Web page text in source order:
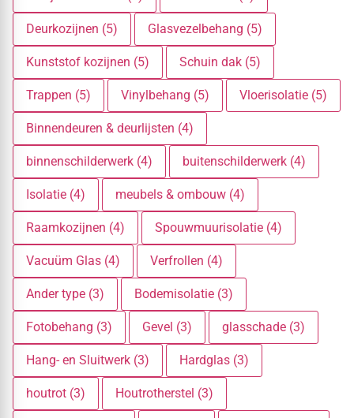
Deurkozijnen (5) Glasvezelbehang (5)
Kunststof kozijnen (5) Schuin dak (5)
Trappen (5) Vinylbehang (5) Vloerisolatie (5)
Binnendeuren & deurlijsten (4)
binnenschilderwerk (4) buitenschilderwerk (4)
Isolatie (4) meubels & ombouw (4)
Raamkozijnen (4) Spouwmuurisolatie (4)
Vacuüm Glas (4) Verfrollen (4)
Ander type (3) Bodemisolatie (3)
Fotobehang (3) Gevel (3) glasschade (3)
Hang- en Sluitwerk (3) Hardglas (3)
houtrot (3) Houtrotherstel (3)